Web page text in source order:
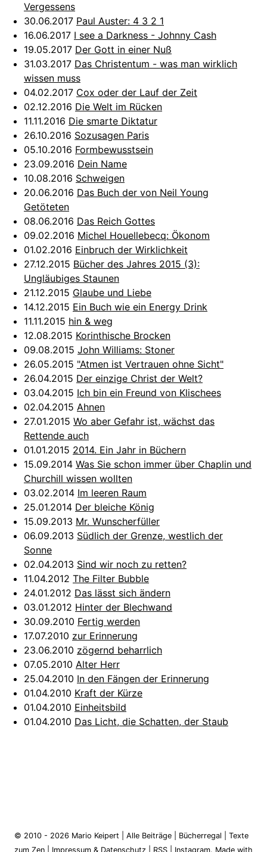
Vergessens
30.06.2017 Paul Auster: 4 3 2 1
16.06.2017 I see a Darkness - Johnny Cash
19.05.2017 Der Gott in einer Nuß
31.03.2017 Das Christentum - was man wirklich
wissen muss
04.02.2017 Cox oder der Lauf der Zeit
02.12.2016 Die Welt im Rücken
11.11.2016 Die smarte Diktatur
26.10.2016 Sozusagen Paris
05.10.2016 Formbewusstsein
23.09.2016 Dein Name
10.08.2016 Schweigen
20.06.2016 Das Buch der von Neil Young
Getöteten
08.06.2016 Das Reich Gottes
09.02.2016 Michel Houellebecq: Ökonom
01.02.2016 Einbruch der Wirklichkeit
27.12.2015 Bücher des Jahres 2015 (3):
Ungläubiges Staunen
21.12.2015 Glaube und Liebe
14.12.2015 Ein Buch wie ein Energy Drink
11.11.2015 hin & weg
12.08.2015 Korinthische Brocken
09.08.2015 John Williams: Stoner
26.05.2015 "Atmen ist Vertrauen ohne Sicht"
26.04.2015 Der einzige Christ der Welt?
03.04.2015 Ich bin ein Freund von Klischees
02.04.2015 Ahnen
27.01.2015 Wo aber Gefahr ist, wächst das
Rettende auch
01.01.2015 2014. Ein Jahr in Büchern
15.09.2014 Was Sie schon immer über Chaplin und
Churchill wissen wollten
03.02.2014 Im leeren Raum
25.01.2014 Der bleiche König
15.09.2013 Mr. Wunscherfüller
06.09.2013 Südlich der Grenze, westlich der
Sonne
02.04.2013 Sind wir noch zu retten?
11.04.2012 The Filter Bubble
24.01.2012 Das lässt sich ändern
03.01.2012 Hinter der Blechwand
30.09.2010 Fertig werden
17.07.2010 zur Erinnerung
23.06.2010 zögernd beharrlich
07.05.2010 Alter Herr
25.04.2010 In den Fängen der Erinnerung
01.04.2010 Kraft der Kürze
01.04.2010 Einheitsbild
01.04.2010 Das Licht, die Schatten, der Staub
© 2010 - 2026 Mario Keipert Alle Beiträge Bücherregal
Texte
zum Zen
Impressum & Datenschutz RSS Instagram. Made with